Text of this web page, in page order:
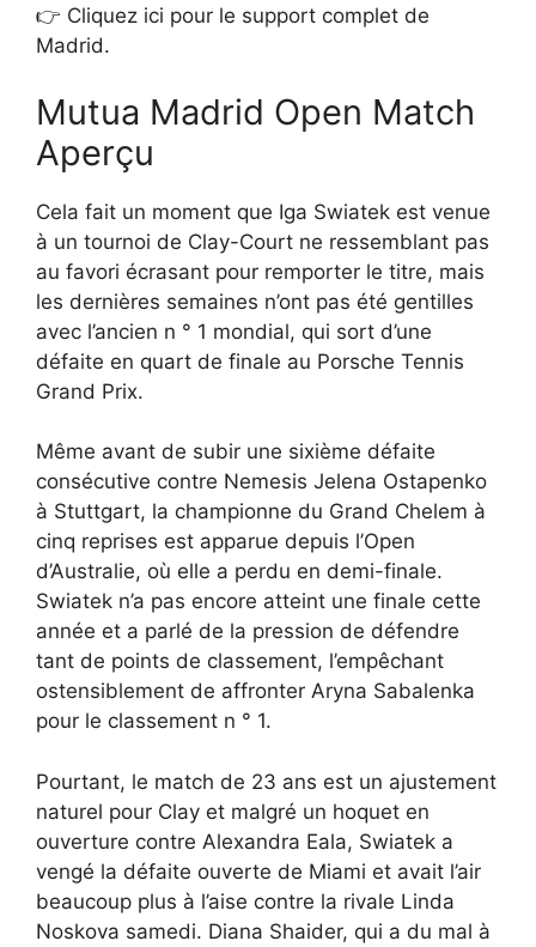
👉 Cliquez ici pour le support complet de
Madrid.
Mutua Madrid Open Match
Aperçu
Cela fait un moment que Iga Swiatek est venue
à un tournoi de Clay-Court ne ressemblant pas
au favori écrasant pour remporter le titre, mais
les dernières semaines n’ont pas été gentilles
avec l’ancien n ° 1 mondial, qui sort d’une
défaite en quart de finale au Porsche Tennis
Grand Prix.
Même avant de subir une sixième défaite
consécutive contre Nemesis Jelena Ostapenko
à Stuttgart, la championne du Grand Chelem à
cinq reprises est apparue depuis l’Open
d’Australie, où elle a perdu en demi-finale.
Swiatek n’a pas encore atteint une finale cette
année et a parlé de la pression de défendre
tant de points de classement, l’empêchant
ostensiblement de affronter Aryna Sabalenka
pour le classement n ° 1.
Pourtant, le match de 23 ans est un ajustement
naturel pour Clay et malgré un hoquet en
ouverture contre Alexandra Eala, Swiatek a
vengé la défaite ouverte de Miami et avait l’air
beaucoup plus à l’aise contre la rivale Linda
Noskova samedi. Diana Shaider, qui a du mal à